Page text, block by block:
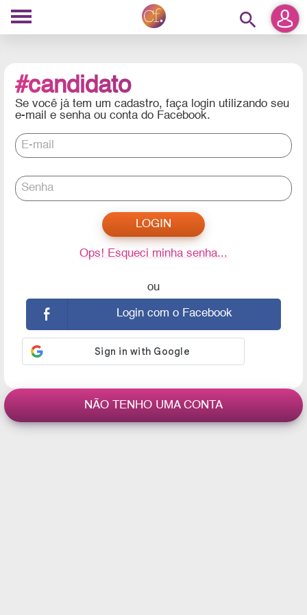
search
#candidato
Se você já tem um cadastro, faça login utilizando seu
e-mail e senha ou conta do Facebook.
E-mail
Senha
Ops! Esqueci minha senha...
ou
Login com o Facebook
NÃO TENHO UMA CONTA